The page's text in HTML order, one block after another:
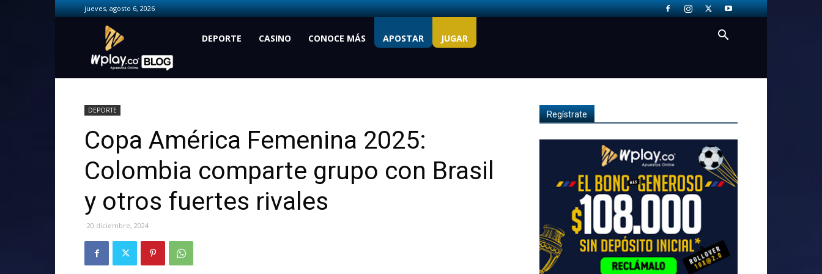
jueves, agosto 6, 2026
Wplay.co
DEPORTE CASINO CONOCE MÁS APOSTAR JUGAR
DEPORTE
Copa América Femenina 2025:
Colombia comparte grupo con Brasil
y otros fuertes rivales
20 diciembre, 2024
Regístrate